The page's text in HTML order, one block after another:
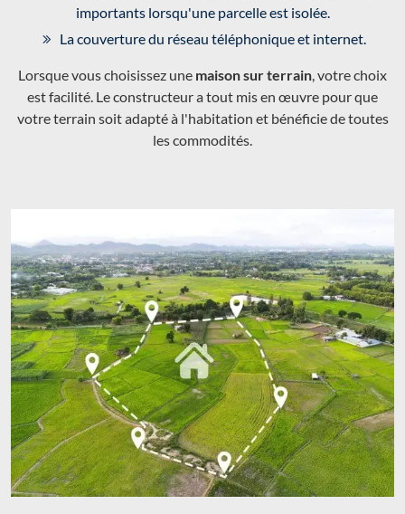
importants lorsqu'une parcelle est isolée.
La couverture du réseau téléphonique et internet.
Lorsque vous choisissez une maison sur terrain , votre choix
est facilité. Le constructeur a tout mis en œuvre pour que
votre terrain soit adapté à l'habitation et bénéficie de toutes
les commodités.